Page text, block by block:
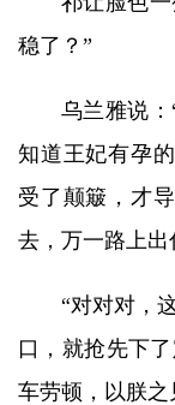
稳了？”
乌兰雅说
知道王妃有孕
受了颠簸，才
去，万一路上出
“对对对，
口，就抢先下
车劳顿，以朕